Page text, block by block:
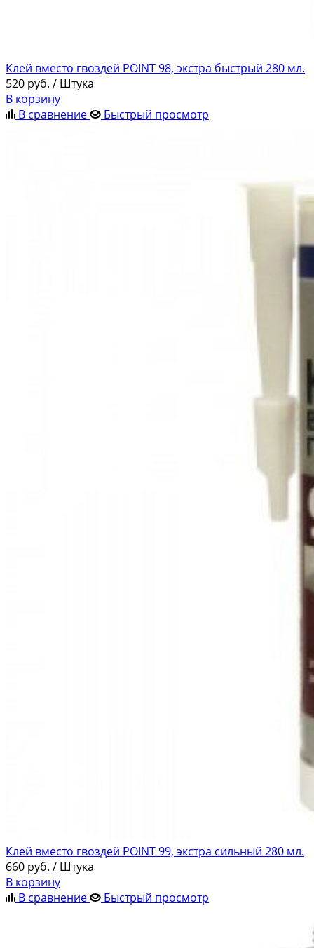
Клей вместо гвоздей POINT 98, экстра быстрый 280 мл.
520 руб. / Штука
В корзину
В сравнение
Быстрый просмотр
Клей вместо гвоздей POINT 99, экстра сильный 280 мл.
660 руб. / Штука
В корзину
В сравнение
Быстрый просмотр